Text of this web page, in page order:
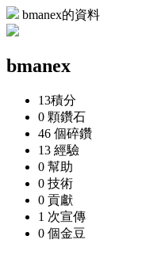
bmanex的資料
bmanex
13積分
0 顆鑽石
46 個碎鑽
13 經驗
0 幫助
0 技術
0 貢獻
1 次宣傳
0 個金豆